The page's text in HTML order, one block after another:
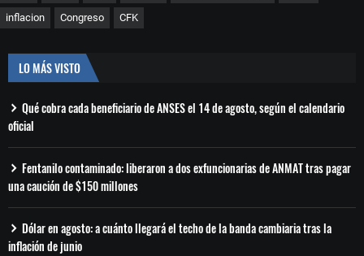
inflacion Congreso CFK
LO MÁS VISTO
Qué cobra cada beneficiario de ANSES el 14 de agosto, según el calendario
oficial
Fentanilo contaminado: liberaron a dos exfuncionarias de ANMAT tras pagar
una caución de $150 millones
Dólar en agosto: a cuánto llegará el techo de la banda cambiaria tras la
inflación de junio